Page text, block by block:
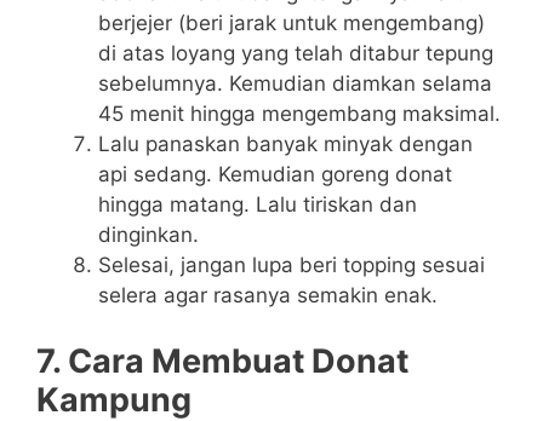
berjejer (beri jarak untuk mengembang)
di atas loyang yang telah ditabur tepung
sebelumnya. Kemudian diamkan selama
45 menit hingga mengembang maksimal.
Lalu panaskan banyak minyak dengan
api sedang. Kemudian goreng donat
hingga matang. Lalu tiriskan dan
dinginkan.
Selesai, jangan lupa beri topping sesuai
selera agar rasanya semakin enak.
7. Cara Membuat Donat
Kampung